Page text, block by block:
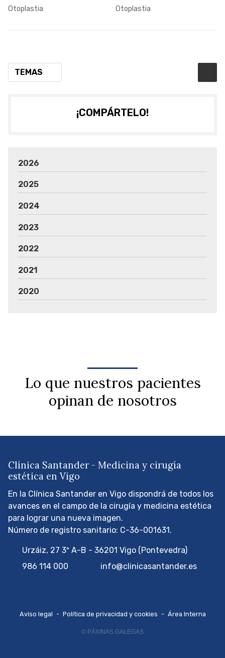
TEMAS
para el paciente
Otoplastia Otoplastia
¡COMPÁRTELO!
2026
2025
2024
2023
2022
2021
2020
Lo que nuestros pacientes
opinan de nosotros
Clínica Santander - Medicina y cirugía
estética en Vigo
En la Clínica Santander en Vigo dispondrá de todos los
avances en el campo de la cirugía y medicina estética
para lograr una nueva imagen.
Número de registro sanitario: C-36-001631.
Urzáiz, 27 3º A-B - 36201 Vigo (Pontevedra)
986 114 000
info@clinicasantander.es
Aviso legal - Política de privacidad y cookies - Área Interna
© PÁXINAS GALEGAS